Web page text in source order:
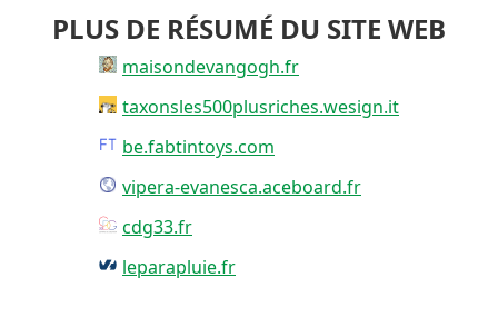
PLUS DE RÉSUMÉ DU SITE WEB
maisondevangogh.fr
taxonsles500plusriches.wesign.it
be.fabtintoys.com
vipera-evanesca.aceboard.fr
cdg33.fr
leparapluie.fr